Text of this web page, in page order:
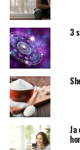
3
Ja